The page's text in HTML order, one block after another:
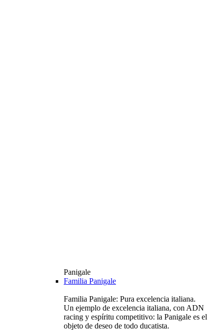
Panigale
Familia Panigale
Familia Panigale: Pura excelencia italiana.
Un ejemplo de excelencia italiana, con ADN
racing y espíritu competitivo: la Panigale es el
objeto de deseo de todo ducatista.